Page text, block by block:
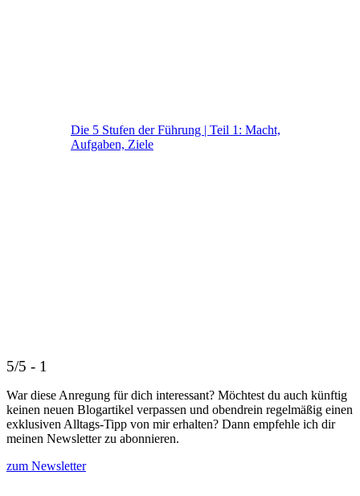
Die 5 Stufen der Führung | Teil 1: Macht,
Aufgaben, Ziele
5/5 - 1
War diese Anregung für dich interessant? Möchtest du auch künftig
keinen neuen Blogartikel verpassen und obendrein regelmäßig einen
exklusiven Alltags-Tipp von mir erhalten? Dann empfehle ich dir
meinen Newsletter zu abonnieren.
zum Newsletter